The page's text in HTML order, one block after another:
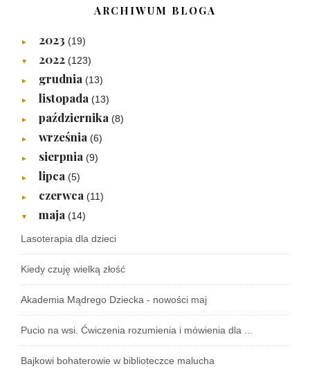
ARCHIWUM BLOGA
► 2023 (19)
▼ 2022 (123)
► grudnia (13)
► listopada (13)
► października (8)
► września (6)
► sierpnia (9)
► lipca (5)
► czerwca (11)
▼ maja (14)
Lasoterapia dla dzieci
Kiedy czuję wielką złość
Akademia Mądrego Dziecka - nowości maj
Pucio na wsi. Ćwiczenia rozumienia i mówienia dla ...
Bajkowi bohaterowie w biblioteczce malucha